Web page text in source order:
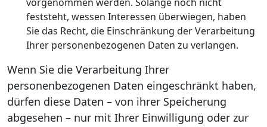
feststeht, wessen Interessen überwiegen, haben
Sie das Recht, die Einschränkung der Verarbeitung
Ihrer personenbezogenen Daten zu verlangen.
Wenn Sie die Verarbeitung Ihrer
personenbezogenen Daten eingeschränkt haben,
dürfen diese Daten – von ihrer Speicherung
abgesehen – nur mit Ihrer Einwilligung oder zur